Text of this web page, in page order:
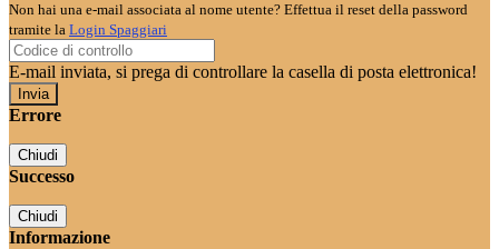
Non hai una e-mail associata al nome utente? Effettua il reset della password
tramite la Login Spaggiari
E-mail inviata, si prega di controllare la casella di posta elettronica!
Errore
Chiudi
Successo
Chiudi
Informazione